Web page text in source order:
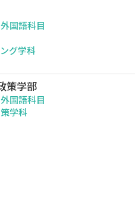
国語科目
グ学科
策学部
国語科目
学科